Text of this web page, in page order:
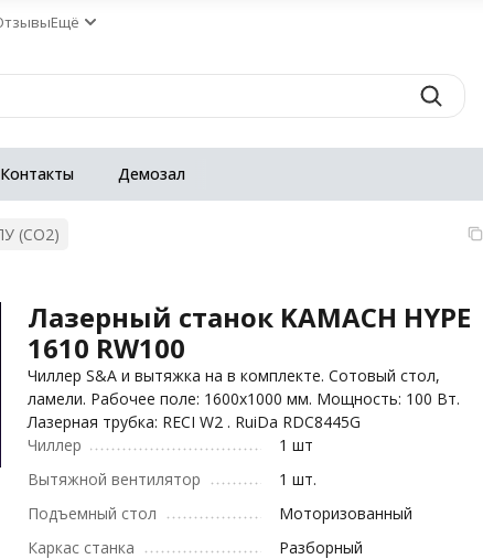
Ещё
Контакты Демозал
(СО2)
Лазерный станок KAMACH HYPE
1610 RW100
Чиллер S&A и вытяжка на в комплекте. Сотовый стол,
ламели. Рабочее поле: 1600х1000 мм. Мощность: 100 Вт.
Лазерная трубка: RECI W2 . RuiDa RDC8445G
Чиллер
1 шт
Вытяжной вентилятор
1 шт.
Подъемный стол
Моторизованный
Каркас станка
Разборный